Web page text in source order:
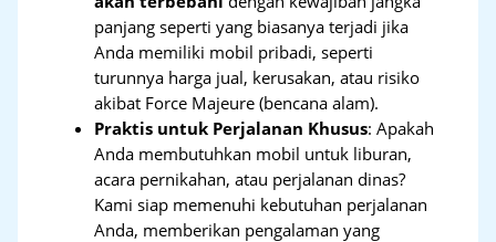
panjang seperti yang biasanya terjadi jika
Anda memiliki mobil pribadi, seperti
turunnya harga jual, kerusakan, atau risiko
akibat Force Majeure (bencana alam).
Praktis untuk Perjalanan Khusus: Apakah
Anda membutuhkan mobil untuk liburan,
acara pernikahan, atau perjalanan dinas?
Kami siap memenuhi kebutuhan perjalanan
Anda, memberikan pengalaman yang